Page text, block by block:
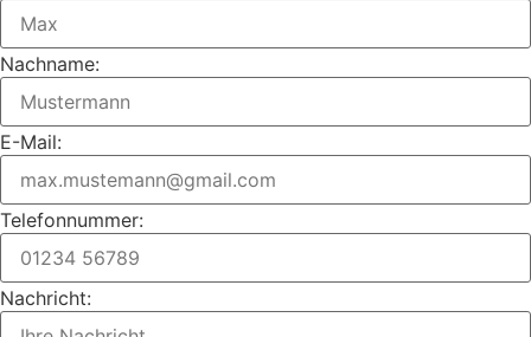
Nachname:
E-Mail:
Telefonnummer:
Nachricht: